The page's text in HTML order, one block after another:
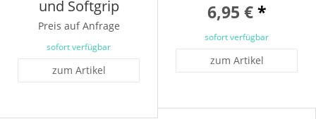
und Softgrip
Preis auf Anfrage
sofort verfügbar
zum Artikel
6,95 € *
sofort verfügbar
zum Artikel